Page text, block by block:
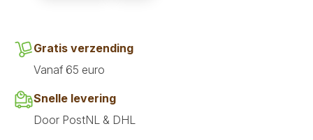
Gratis verzending
Vanaf 65 euro
Snelle levering
Door PostNL & DHL